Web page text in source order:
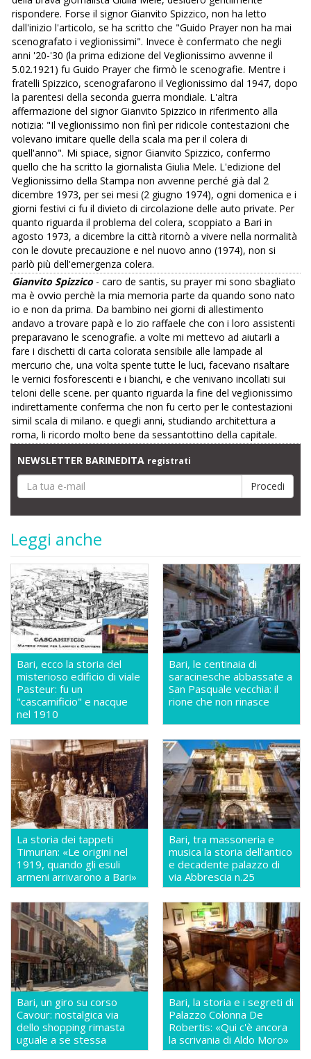
rispondere. Forse il signor Gianvito Spizzico, non ha letto
dall'inizio l'articolo, se ha scritto che "Guido Prayer non ha mai
scenografato i veglionissimi". Invece è confermato che negli
anni '20-'30 (la prima edizione del Veglionissimo avvenne il
5.02.1921) fu Guido Prayer che firmò le scenografie. Mentre i
fratelli Spizzico, scenografarono il Veglionissimo dal 1947, dopo
la parentesi della seconda guerra mondiale. L'altra
affermazione del signor Gianvito Spizzico in riferimento alla
notizia: "Il veglionissimo non finì per ridicole contestazioni che
volevano imitare quelle della scala ma per il colera di
quell'anno". Mi spiace, signor Gianvito Spizzico, confermo
quello che ha scritto la giornalista Giulia Mele. L'edizione del
Veglionissimo della Stampa non avvenne perché già dal 2
dicembre 1973, per sei mesi (2 giugno 1974), ogni domenica e i
giorni festivi ci fu il divieto di circolazione delle auto private. Per
quanto riguarda il problema del colera, scoppiato a Bari in
agosto 1973, a dicembre la città ritornò a vivere nella normalità
con le dovute precauzione e nel nuovo anno (1974), non si
parlò più dell'emergenza colera.
Gianvito Spizzico- caro de santis, su prayer mi sono sbagliato
ma è ovvio perchè la mia memoria parte da quando sono nato
io e non da prima. Da bambino nei giorni di allestimento
andavo a trovare papà e lo zio raffaele che con i loro assistenti
preparavano le scenografie. a volte mi mettevo ad aiutarli a
fare i dischetti di carta colorata sensibile alle lampade al
mercurio che, una volta spente tutte le luci, facevano risaltare
le vernici fosforescenti e i bianchi, e che venivano incollati sui
teloni delle scene. per quanto riguarda la fine del veglionissimo
indirettamente conferma che non fu certo per le contestazioni
simil scala di milano. e quegli anni, studiando architettura a
roma, li ricordo molto bene da sessantottino della capitale.
NEWSLETTER BARINEDITA registrati
Leggi anche
Bari, ecco la storia del
misterioso edificio di viale
Pasteur: fu un
"cascamificio" e nacque
nel 1910
Bari, le centinaia di
saracinesche abbassate a
San Pasquale vecchia: il
rione che non rinasce
La storia dei tappeti
Timurian: «Le origini nel
1919, quando gli esuli
armeni arrivarono a Bari»
Bari, tra massoneria e
musica la storia dell'antico
e decadente palazzo di
via Abbrescia n.25
Bari, un giro su corso
Cavour: nostalgica via
dello shopping rimasta
uguale a se stessa
Bari, la storia e i segreti di
Palazzo Colonna De
Robertis: «Qui c'è ancora
la scrivania di Aldo Moro»